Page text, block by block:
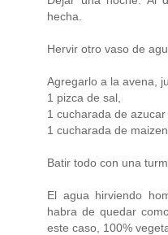
hecha.
Hervir otro vaso de
Agregarlo a la avena,
1 pizca de sal,
1 cucharada de azucar
1 cucharada de
Batir todo con una
El agua hirviendo
habra de quedar
este caso, 100%